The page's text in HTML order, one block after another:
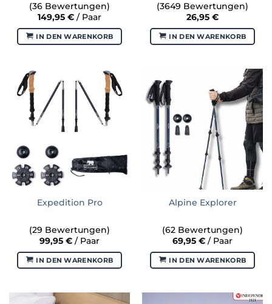
(36 Bewertungen)
149,95 € / Paar
IN DEN WARENKORB
(3649 Bewertungen)
26,95 €
IN DEN WARENKORB
Expedition Pro
(29 Bewertungen)
99,95 € / Paar
IN DEN WARENKORB
Alpine Explorer
(62 Bewertungen)
69,95 € / Paar
IN DEN WARENKORB